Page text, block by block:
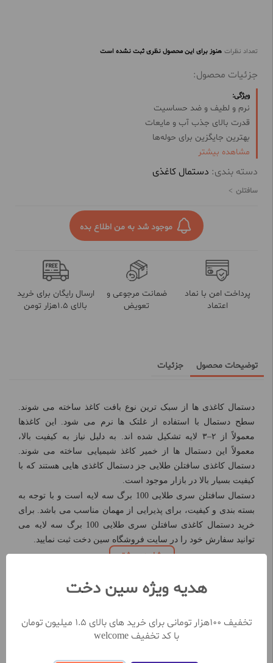
تعداد نظرات هنوز برای این محصول نظری ثبت نشده است
جزئیات محصول:
ویژگی:
نرم و لطیف و ضد حساسیت
قدرت بالای جذب آب و مایعات
بهترین جایگزین برای حوله‌ها
بسته بندی شکیل و زیبا
قابل استفاده در پذیرایی از مهمان
مشاهده بیشتر
دسته بندی: دستمال کاغذی
سافتلن
موجود شد به من اطلاع بده
پرداخت امن با نماد
اعتماد
ضمانت مرجوعی و
تعویض
ارسال رایگان برای خرید
بالای 1.5هزار تومن
توضیحات محصول جزئیات
دستمال کاغذی ‌ها از سبک‌ ترین نوع بافت کاغذ ساخته می‌ شوند.
سطح دستمال با استفاده از غلتک ‌ها نرم‌ می‌ شود. این کاغذها
معمولاً از ۲–۳ لایه تشکیل شده‌ اند. به دلیل نیاز به کیفیت بالا،
معمولاً این دستمال ‌ها از خمیر کاغذ شیمیایی ساخته می شوند.
دستمال کاغذی سافتلن طلایی جز دستمال کاغذی هایی هستند که با
کیفیت بسیار بالا در بازار موجود است.
دستمال سافتلن سری طلایی 100 برگ سه لایه است و با توجه به
بسته بندی و کیفیت، برای پذیرایی از مهمان مناسب می باشد. برای
خرید دستمال کاغذی سافتلن سری طلایی 100 برگ سه لایه می
توانید سفارش خود را در سایت فروشگاه سین دخت ثبت نمایید.
مشاهده بیشتر
هدیه ویژه سین دخت
تخفیف 100هزار تومانی برای خرید های بالای 1.5 میلیون تومان
با کد تخفیف welcome